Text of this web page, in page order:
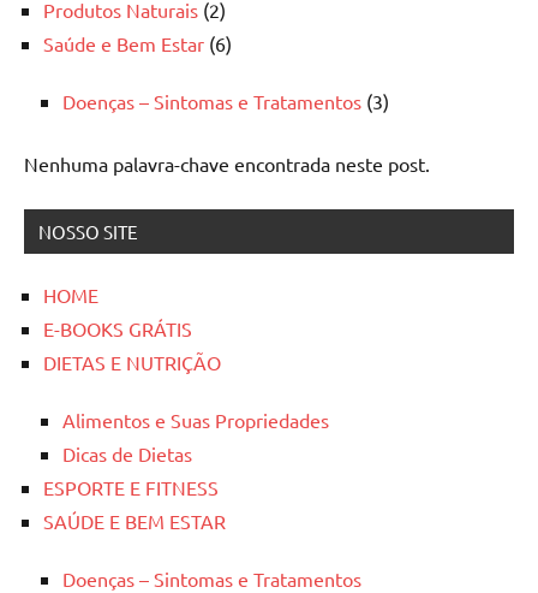
Produtos Naturais (2)
Saúde e Bem Estar (6)
Doenças – Sintomas e Tratamentos (3)
Nenhuma palavra-chave encontrada neste post.
NOSSO SITE
HOME
E-BOOKS GRÁTIS
DIETAS E NUTRIÇÃO
Alimentos e Suas Propriedades
Dicas de Dietas
ESPORTE E FITNESS
SAÚDE E BEM ESTAR
Doenças – Sintomas e Tratamentos